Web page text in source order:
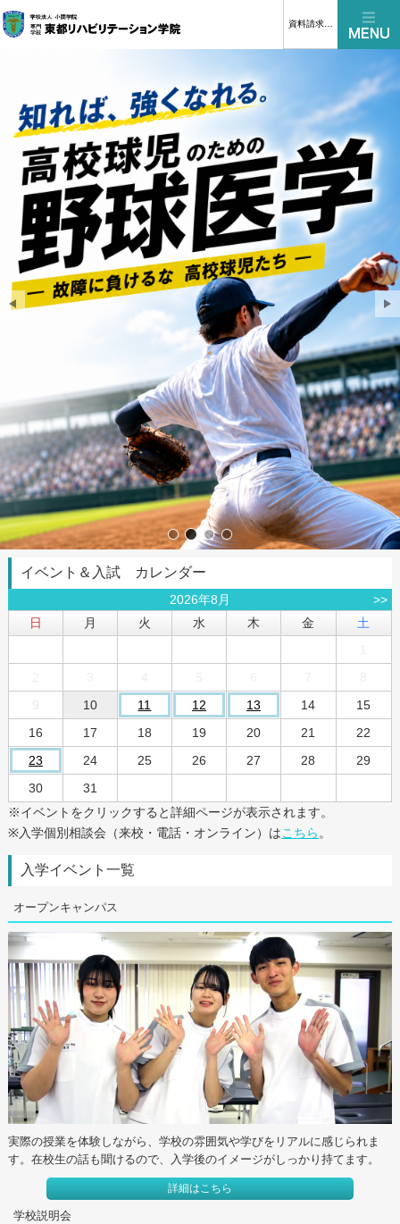
イベント＆入試 カレンダー
2026年8月
>>
日
月 火 水 木 金
土
10 11 12 13 14
15
16
17 18 19 20 21
22
23
24 25 26 27 28
29
30
31
※イベントをクリックすると詳細ページが表示されます。
※入学個別相談会（来校・電話・オンライン）はこちら 。
入学イベント一覧
オープンキャンパス
実際の授業を体験しながら、学校の雰囲気や学びをリアルに感じられま
す。在校生の話も聞けるので、入学後のイメージがしっかり持てます。
詳細はこちら
学校説明会